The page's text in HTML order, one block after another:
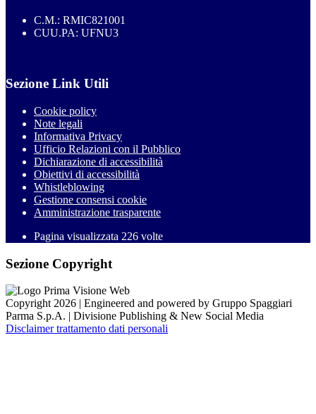
C.M.: RMIC821001
CUU.PA: UFNU3
Sezione Link Utili
Cookie policy
Note legali
Informativa Privacy
Ufficio Relazioni con il Pubblico
Dichiarazione di accessibilità
Obiettivi di accessibilità
Whistleblowing
Gestione consensi cookie
Amministrazione trasparente
Pagina visualizzata 226 volte
Sezione Copyright
Copyright 2026 | Engineered and powered by Gruppo Spaggiari
Parma S.p.A. | Divisione Publishing & New Social Media
Disclaimer trattamento dati personali